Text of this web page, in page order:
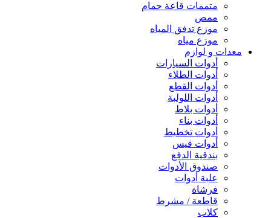
متممات قاعة حمام
ممص
موزع تدفق المياه
موزع مياه
معدات و لوازم
أدوات السيارات
أدوات الطلاء
أدوات القطع
أدوات اللولبة
أدوات بلاط
أدوات بناء
أدوات تخطيط
أدوات قيس
بندقية الدفع
صندوق الأدوات
علبة أدوات
فرشاة
قاطعة / مشرط
كلاب